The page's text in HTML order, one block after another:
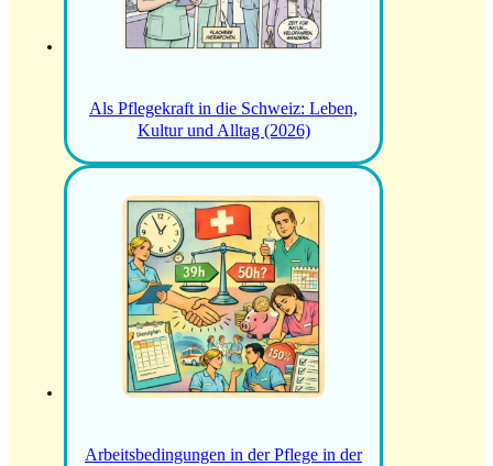
Als Pflegekraft in die Schweiz: Leben,
Kultur und Alltag (2026)
Arbeitsbedingungen in der Pflege in der